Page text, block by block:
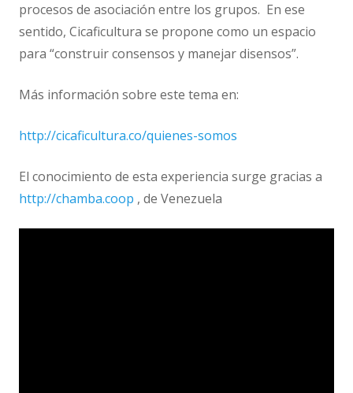
procesos de asociación entre los grupos. En ese
sentido, Cicaficultura se propone como un espacio
para “construir consensos y manejar disensos”.
Más información sobre este tema en:
http://cicaficultura.co/quienes-somos
El conocimiento de esta experiencia surge gracias a
http://chamba.coop , de Venezuela